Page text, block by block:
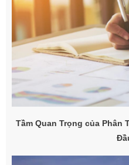
Tầm Quan Trọng của Phân